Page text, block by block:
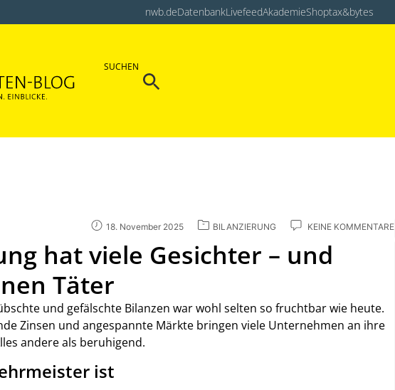
nwb.deDatenbankLivefeedAkademieShoptax&bytes
SUCHEN
Search
18. November 2025 BILANZIERUNG KEINE KOMMENTARE
hat viele Gesichter – und
Täter
und gefälschte Bilanzen war wohl selten so fruchtbar wie heute.
Zinsen und angespannte Märkte bringen viele Unternehmen an ihre
andere als beruhigend.
ist